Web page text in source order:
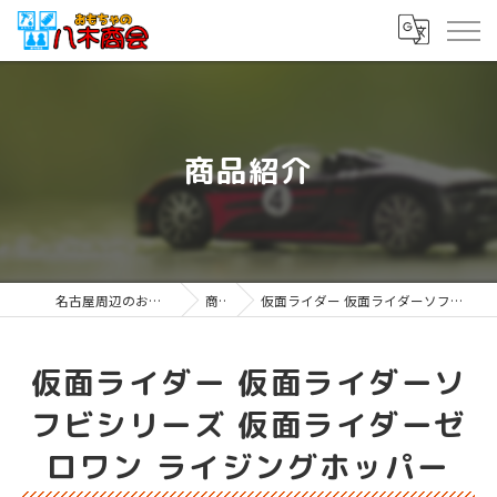
商品紹介
名古屋周辺のおもちゃならおもちゃの八木商会 商品紹介 仮面ライダー 仮面ライダーソフビシリーズ 仮面ライダーゼロワン ライジングホッパー
仮面ライダー 仮面ライダーソ
フビシリーズ 仮面ライダーゼ
ロワン ライジングホッパー